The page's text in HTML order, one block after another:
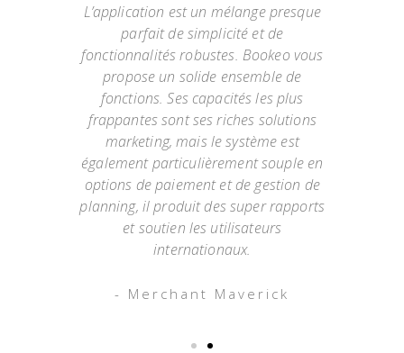
L’application est un mélange presque
parfait de simplicité et de
fonctionnalités robustes. Bookeo vous
propose un solide ensemble de
fonctions. Ses capacités les plus
frappantes sont ses riches solutions
marketing, mais le système est
également particulièrement souple en
options de paiement et de gestion de
planning, il produit des super rapports
et soutien les utilisateurs
internationaux.
- Merchant Maverick